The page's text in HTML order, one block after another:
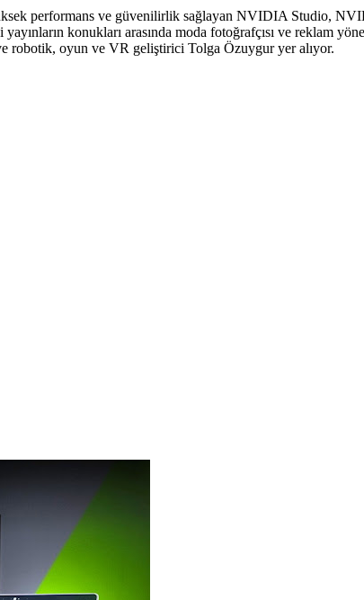
yüksek performans ve güvenilirlik sağlayan NVIDIA Studio,
konukları arasında moda fotoğrafçısı ve reklam
robotik, oyun ve VR geliştirici Tolga Özuygur yer alıyor.